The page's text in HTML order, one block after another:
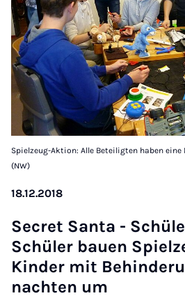
Spielzeug-Aktion: Alle Beteiligten haben eine
(NW)
18.12.2018
Secret Santa -
Schüler bauen
Kinder mit
nacht­en um